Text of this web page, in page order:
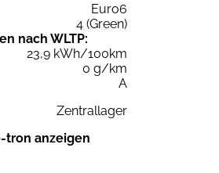
Euro6
4 (Green)
nach WLTP:
23,9 kWh/100km
0 g/km
A
Zentrallager
tron anzeigen